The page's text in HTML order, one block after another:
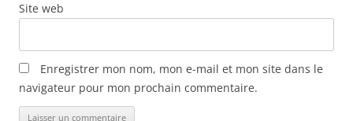
Site web
Enregistrer mon nom, mon e-mail et mon site dans le
navigateur pour mon prochain commentaire.